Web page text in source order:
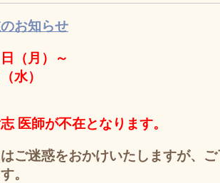
お知らせ
（月）～
水）
医師が不在となります。
ご迷惑をおかけいたしますが、
。